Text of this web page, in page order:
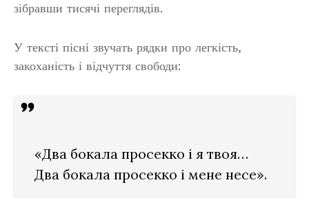
зібравши тисячі переглядів.
У тексті пісні звучать рядки про легкість,
закоханість і відчуття свободи:
«Два бокала просекко і я твоя…
Два бокала просекко і мене несе».